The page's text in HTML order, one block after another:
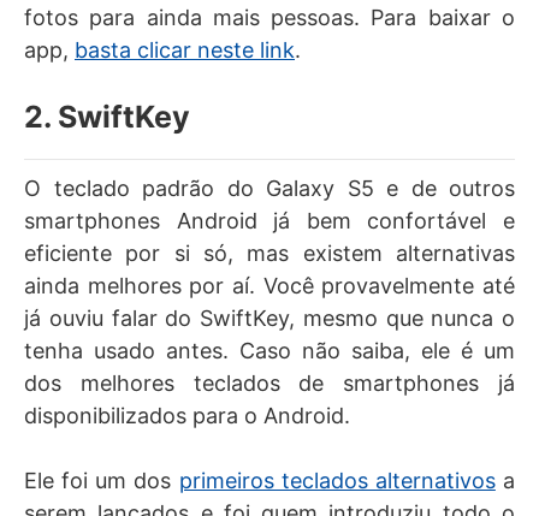
fotos para ainda mais pessoas. Para baixar o
app, basta clicar neste link.
2. SwiftKey
O teclado padrão do Galaxy S5 e de outros
smartphones Android já bem confortável e
eficiente por si só, mas existem alternativas
ainda melhores por aí. Você provavelmente até
já ouviu falar do SwiftKey, mesmo que nunca o
tenha usado antes. Caso não saiba, ele é um
dos melhores teclados de smartphones já
disponibilizados para o Android.
Ele foi um dos primeiros teclados alternativosa